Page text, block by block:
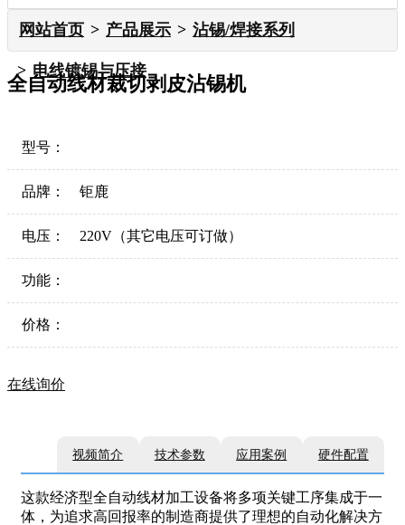
网站首页 产品展示 沾锡/焊接系列
电线镀锡与压接
全自动线材裁切剥皮沾锡机
型号：
品牌： 钜鹿
电压： 220V（其它电压可订做）
功能：
价格：
在线询价
视频简介 技术参数 应用案例 硬件配置
这款经济型全自动线材加工设备将多项关键工序集成于一
体，为追求高回报率的制造商提供了理想的自动化解决方